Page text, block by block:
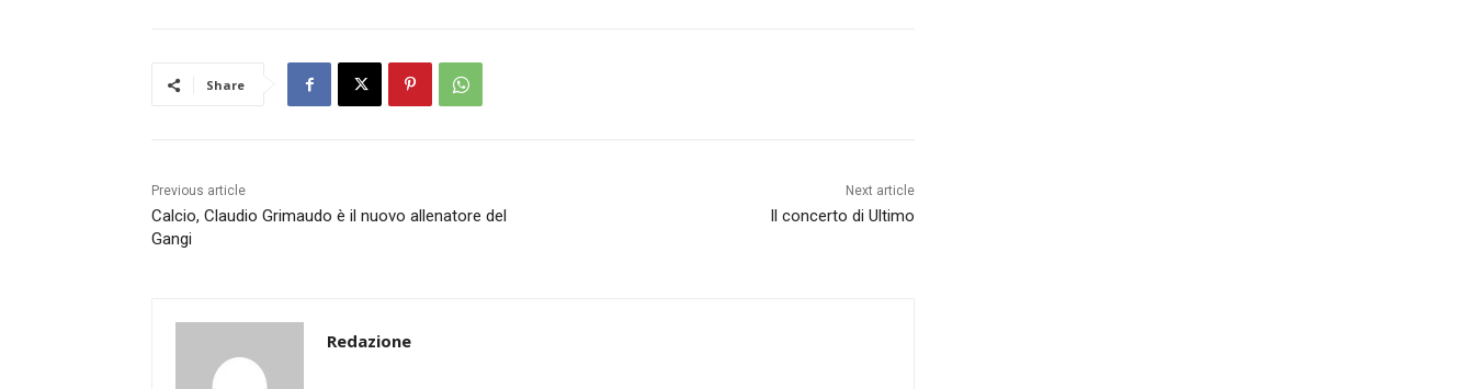
Share
Previous article
Calcio, Claudio Grimaudo è il nuovo allenatore del
Gangi
Next article
Il concerto di Ultimo
Redazione